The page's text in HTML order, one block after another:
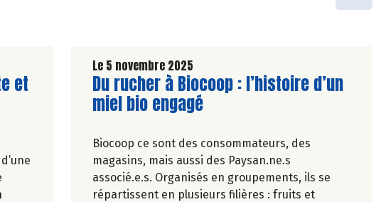
et
Le 5 novembre 2025
Lire la suite de l'article
Du rucher à Biocoop : l’histoire d’un
miel bio engagé
Biocoop ce sont des consommateurs, des
magasins, mais aussi des Paysan.ne.s
associé.e.s. Organisés en groupements, ils se
répartissent en plusieurs filières : fruits et